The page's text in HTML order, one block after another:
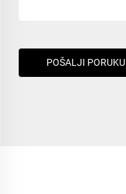
POŠALJI PORUKU